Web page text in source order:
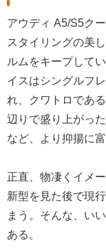
アウディ A5/S5ク
スタイリングの美し
ルムをキープして
イスはシングルフ
れ、クワトロであ
辺りで盛り上がっ
など、より抑揚に
正直、物凄くイメ
新型を見た後で現
まう。そんな、い
ある。